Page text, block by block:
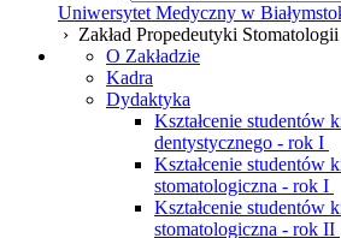
Uniwersytet Medyczny w
› Zakład Propedeutyki Stomatologii
O Zakładzie
Kadra
Dydaktyka
Kształcenie studentów
dentystycznego - rok I
Kształcenie studentów
stomatologiczna - rok I
Kształcenie studentów
stomatologiczna - rok II